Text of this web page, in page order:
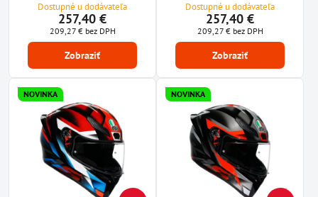
Dostupné u dodávateľa
257,40 €
209,27 € bez DPH
Zobraziť
Dostupné u dodávateľa
257,40 €
209,27 € bez DPH
Zobraziť
NOVINKA NOVINKA